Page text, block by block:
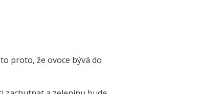
proto, že ovoce bývá do